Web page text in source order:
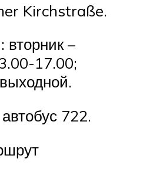
Kirchstraße.
вторник –
17.00;
722.